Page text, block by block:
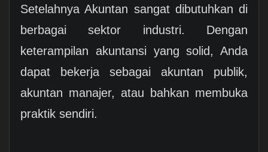
Setelahnya Akuntan sangat dibutuhkan di
berbagai sektor industri. Dengan
keterampilan akuntansi yang solid, Anda
dapat bekerja sebagai akuntan publik,
akuntan manajer, atau bahkan membuka
praktik sendiri.